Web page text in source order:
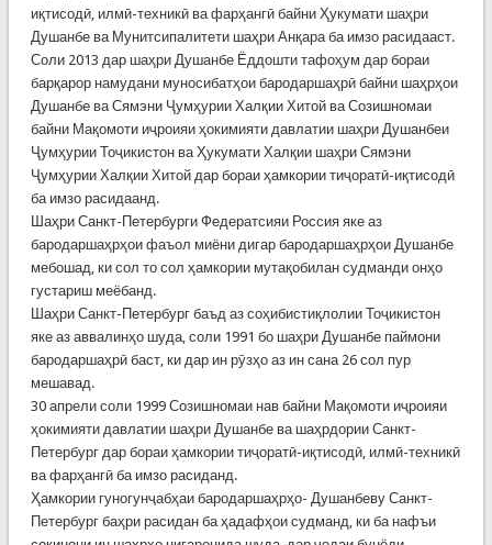
иқтисодӣ, илмӣ-техникӣ ва фарҳангӣ байни Ҳукумати шаҳри
Душанбе ва Мунитсипалитети шаҳри Анқара ба имзо расидааст.
Соли 2013 дар шаҳри Душанбе Ёддошти тафоҳум дар бораи
барқарор намудани муносибатҳои бародаршаҳрӣ байни шаҳрҳои
Душанбе ва Сямэни Ҷумҳурии Халқии Хитой ва Созишномаи
байни Мақомоти иҷроияи ҳокимияти давлатии шаҳри Душанбеи
Ҷумҳурии Тоҷикистон ва Ҳукумати Халқии шаҳри Сямэни
Ҷумҳурии Халқии Хитой дар бораи ҳамкории тиҷоратӣ-иқтисодӣ
ба имзо расидаанд.
Шаҳри Санкт-Петербурги Федератсияи Россия яке аз
бародаршаҳрҳои фаъол миёни дигар бародаршаҳрҳои Душанбе
мебошад, ки сол то сол ҳамкории мутақобилан судманди онҳо
густариш меёбанд.
Шаҳри Санкт-Петербург баъд аз соҳибистиқлолии Тоҷикистон
яке аз аввалинҳо шуда, соли 1991 бо шаҳри Душанбе паймони
бародаршаҳрӣ баст, ки дар ин рӯзҳо аз ин сана 26 сол пур
мешавад.
30 апрели соли 1999 Созишномаи нав байни Мақомоти иҷроияи
ҳокимияти давлатии шаҳри Душанбе ва шаҳрдории Санкт-
Петербург дар бораи ҳамкории тиҷоратӣ-иқтисодӣ, илмӣ-техникӣ
ва фарҳангӣ ба имзо расиданд.
Ҳамкории гуногунҷабҳаи бародаршаҳрҳо- Душанбеву Санкт-
Петербург баҳри расидан ба ҳадафҳои судманд, ки ба нафъи